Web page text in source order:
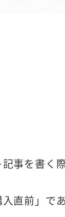
事を書く
直前」で